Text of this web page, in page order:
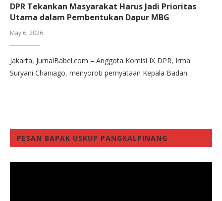
DPR Tekankan Masyarakat Harus Jadi Prioritas
Utama dalam Pembentukan Dapur MBG
May 6, 2026
Jakarta, JurnalBabel.com – Anggota Komisi IX DPR, Irma
Suryani Chaniago, menyoroti pernyataan Kepala Badan…
PESAN BAPAK USKUP PANGKALPINANG